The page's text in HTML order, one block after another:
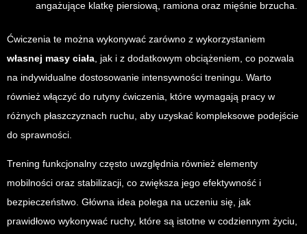
angażujące klatkę piersiową, ramiona oraz mięśnie brzucha.
Ćwiczenia te można wykonywać zarówno z wykorzystaniem
własnej masy ciała, jak i z dodatkowym obciążeniem, co pozwala
na indywidualne dostosowanie intensywności treningu. Warto
również włączyć do rutyny ćwiczenia, które wymagają pracy w
różnych płaszczyznach ruchu, aby uzyskać kompleksowe podejście
do sprawności.
Trening funkcjonalny często uwzględnia również elementy
mobilności oraz stabilizacji, co zwiększa jego efektywność i
bezpieczeństwo. Główna idea polega na uczeniu się, jak
prawidłowo wykonywać ruchy, które są istotne w codziennym życiu,